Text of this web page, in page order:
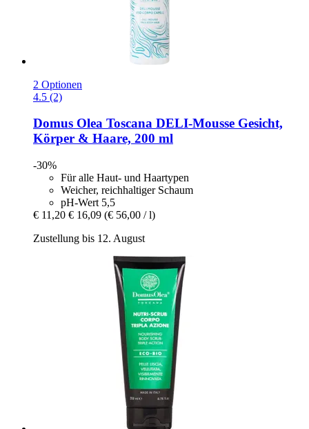
2 Optionen
4.5 (2)
Domus Olea Toscana DELI-​Mousse Gesicht,
Körper & Haare, 200 ml
-30%
Für alle Haut- und Haartypen
Weicher, reichhaltiger Schaum
pH-Wert 5,5
€ 11,20 € 16,09 (€ 56,00 / l)
Zustellung bis 12. August